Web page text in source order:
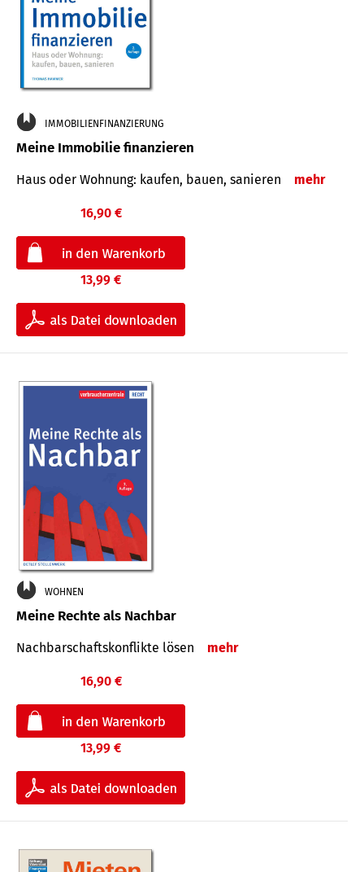
IMMOBILIENFINANZIERUNG
Meine Immobilie finanzieren
Haus oder Wohnung: kaufen, bauen, sanieren mehr
16,90 €
13,99 €
WOHNEN
Meine Rechte als Nachbar
Nach­bar­schafts­konflikte lösen mehr
16,90 €
13,99 €